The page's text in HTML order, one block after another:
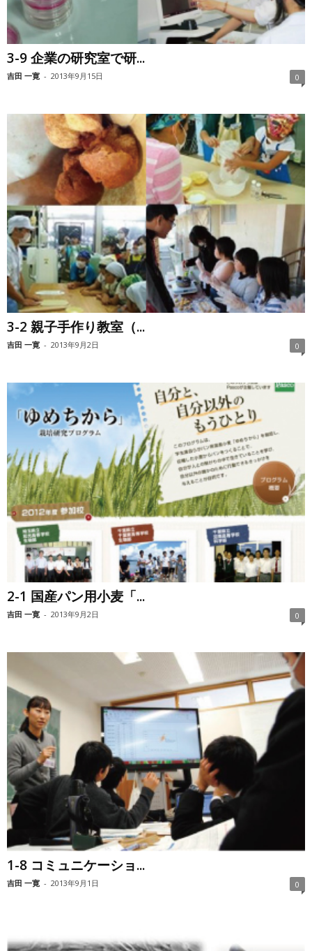
3-9 企業の研究室で研...
吉田 一寛 - 2013年9月15日 0
3-2 親子手作り教室（...
吉田 一寛 - 2013年9月2日 0
2-1 国産パン用小麦「...
吉田 一寛 - 2013年9月2日 0
1-8 コミュニケーショ...
吉田 一寛 - 2013年9月1日 0